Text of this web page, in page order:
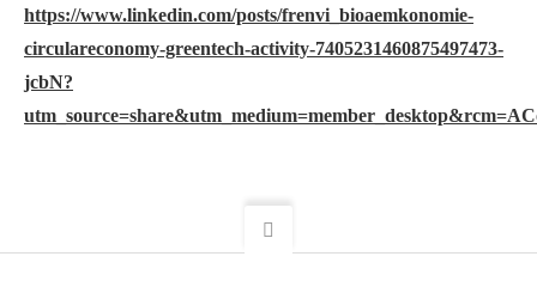
https://www.linkedin.com/posts/frenvi_bioaemkonomie-
circulareconomy-greentech-activity-7405231460875497473-
jcbN?